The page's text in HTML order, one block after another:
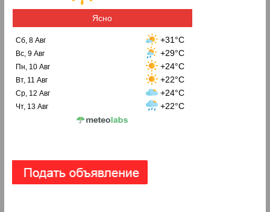
Ясно
Сб, 8 Авг +31°C
Вс, 9 Авг +29°C
Пн, 10 Авг +24°C
Вт, 11 Авг +22°C
Ср, 12 Авг +24°C
Чт, 13 Авг +22°C